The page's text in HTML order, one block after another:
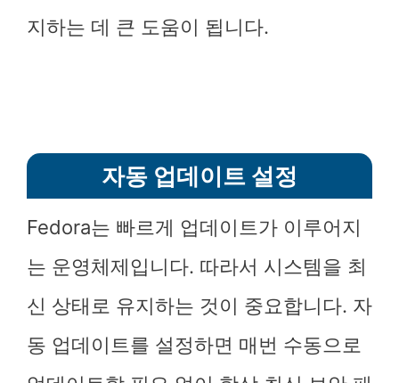
지하는 데 큰 도움이 됩니다.
자동 업데이트 설정
Fedora는 빠르게 업데이트가 이루어지
는 운영체제입니다. 따라서 시스템을 최
신 상태로 유지하는 것이 중요합니다. 자
동 업데이트를 설정하면 매번 수동으로